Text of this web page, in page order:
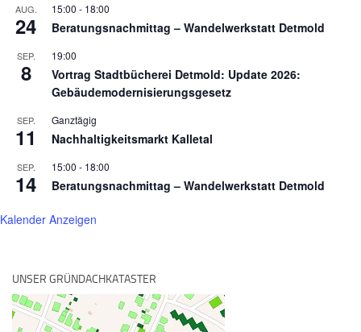
AUG.
24
15:00 - 18:00
Beratungsnachmittag – Wandelwerkstatt Detmold
SEP.
8
19:00
Vortrag Stadtbücherei Detmold: Update 2026:
Gebäudemodernisierungsgesetz
SEP.
11
Ganztägig
Nachhaltigkeitsmarkt Kalletal
SEP.
14
15:00 - 18:00
Beratungsnachmittag – Wandelwerkstatt Detmold
Kalender Anzeigen
UNSER GRÜNDACHKATASTER